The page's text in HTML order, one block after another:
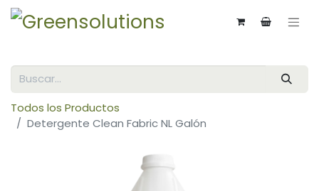
Todos los Productos
Detergente Clean Fabric NL Galón